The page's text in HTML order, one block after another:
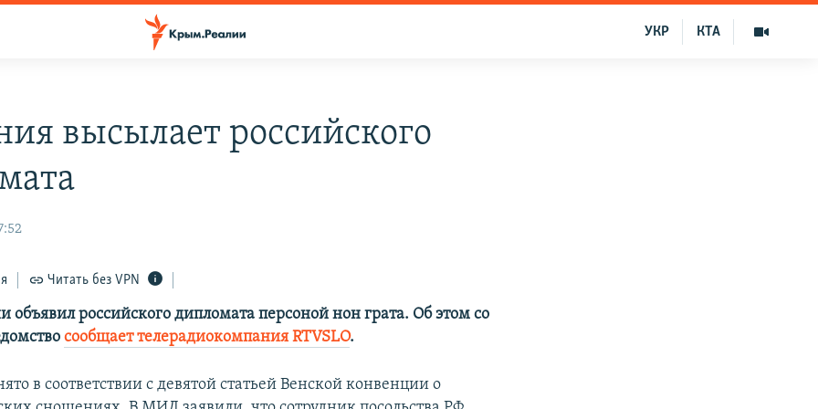
КТА
УКР
высылает российского
Читать без VPN
российского дипломата персоной нон грата. Об этом со
сообщает телерадиокомпания RTVSLO.
в соответствии с девятой статьей Венской конвенции о